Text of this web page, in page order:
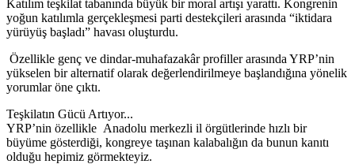
Katılım teşkilat tabanında büyük bir moral artışı yarattı. Kongrenin
yoğun katılımla gerçekleşmesi parti destekçileri arasında “iktidara
yürüyüş başladı” havası oluşturdu.
Özellikle genç ve dindar-muhafazakâr profiller arasında YRP’nin
yükselen bir alternatif olarak değerlendirilmeye başlandığına yönelik
yorumlar öne çıktı.
Teşkilatın Gücü Artıyor...
YRP’nin özellikle Anadolu merkezli il örgütlerinde hızlı bir
büyüme gösterdiği, kongreye taşınan kalabalığın da bunun kanıtı
olduğu hepimiz görmekteyiz.